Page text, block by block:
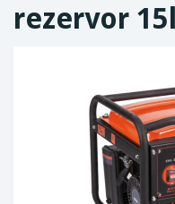
rezervor